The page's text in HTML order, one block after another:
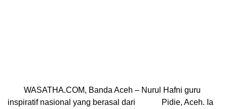
WASATHA.COM, Banda Aceh – Nurul Hafni guru
inspiratif nasional yang berasal dari
Pidie, Aceh. Ia